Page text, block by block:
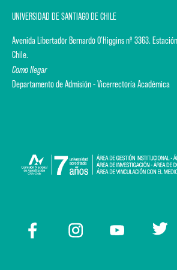
UNIVERSIDAD DE SANTIAGO DE CHILE
Avenida Libertador Bernardo O'Higgins nº 3363.
Chile.
Como llegar
Departamento de Admisión - Vicerrectoría Académica